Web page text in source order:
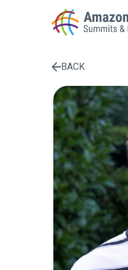
Enter a search
BACK